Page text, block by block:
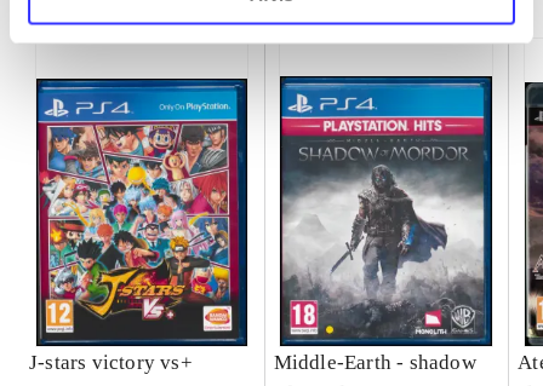
J-stars victory vs+
Middle-Earth - shadow